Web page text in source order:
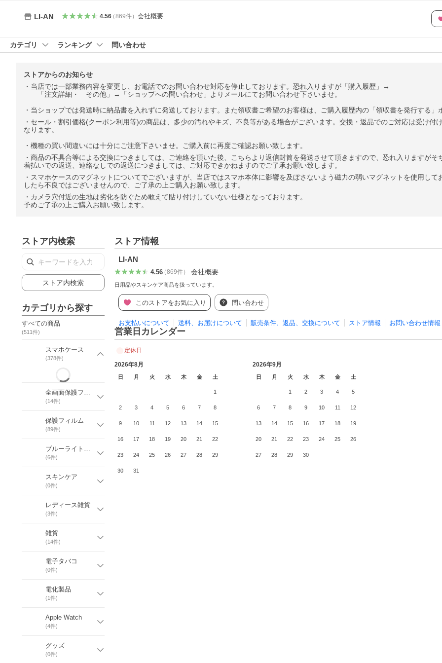
LI-AN 4.56（869件） 会社概要
カテゴリ ランキング 問い合わせ
ストアからのお知らせ
・当店では一部業務内容を変更し、お電話でのお問い合わせ対応を停止しております。恐れ入りますが「購入履歴」→
「注文詳細・ その他」→「ショップへの問い合わせ」よりメールにてお問い合わせ下さいませ。
・当ショップでは発送時に納品書を入れずに発送しております。また領収書ご希望のお客様は、ご購入履歴内の「領収書を発行する」
・セール・割引価格(クーポン利用等)の商品は、多少の汚れやキズ、不良等がある場合がございます。交換・返品でのご対応は受け
なります。
・機種の買い間違いには十分にご注意下さいませ。ご購入前に再度ご確認お願い致します。
・商品の不具合等による交換につきましては、ご連絡を頂いた後、こちらより返信封筒を発送させて頂きますので、恐れ入りますがそ
着払いでの返送、連絡なしでの返送につきましては、ご対応できかねますのでご了承お願い致します。
・スマホケースのマグネットについてでございますが、当店ではスマホ本体に影響を及ぼさないよう磁力の弱いマグネットを使用し
したら不良ではございませんので、ご了承の上ご購入お願い致します。
・カメラ穴付近の生地は劣化を防ぐため敢えて貼り付けしていない仕様となっております。
予めご了承の上ご購入お願い致します。
ストア内検索
ストア内検索
カテゴリから探す
すべての商品
(511件)
スマホケース
(378件)
全画面保護フィルム
(14件)
保護フィルム
(89件)
ブルーライトカット 保護フィルム
(6件)
スキンケア
(0件)
レディース雑貨
(3件)
雑貨
(14件)
電子タバコ
(0件)
電化製品
(1件)
Apple Watch
(4件)
グッズ
(0件)
ストア情報
LI-AN
4.56（869件） 会社概要
日用品やスキンケア商品を扱っています。
このストアをお気に入り 問い合わせ
お支払いについて 送料、お届けについて 販売条件、返品、交換について ストア情報 お問い合わせ情報
営業日カレンダー
定休日
2026年8月
日 月 火 水 木 金 土
1
2 3 4 5 6 7 8
9 10 11 12 13 14 15
16 17 18 19 20 21 22
23 24 25 26 27 28 29
30 31
2026年9月
日 月 火 水 木 金 土
1 2 3 4 5
6 7 8 9 10 11 12
13 14 15 16 17 18 19
20 21 22 23 24 25 26
27 28 29 30